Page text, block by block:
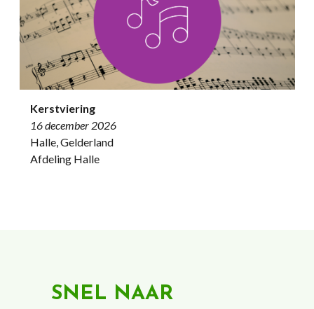
Kerstviering
16 december 2026
Halle, Gelderland
Afdeling Halle
SNEL NAAR